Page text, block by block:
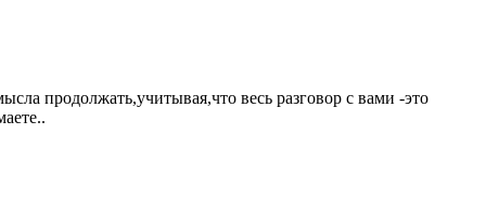
продолжать,учитывая,что весь разговор с вами -это